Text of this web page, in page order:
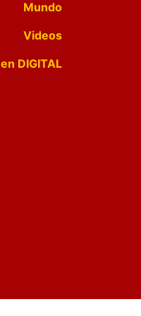
Mundo
Videos
DIGITAL